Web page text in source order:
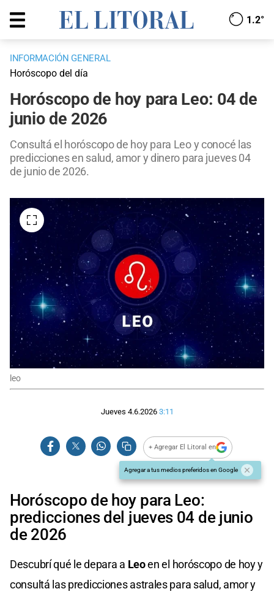
1.2°
INFORMACIÓN GENERAL
Horóscopo del día
Horóscopo de hoy para Leo: 04 de
junio de 2026
Consultá el horóscopo de hoy para Leo y conocé las
predicciones en salud, amor y dinero para jueves 04
de junio de 2026.
leo
Jueves 4.6.2026 3:11
+ Agregar El Litoral en
Agregar a tus medios preferidos en Google
Horóscopo de hoy para Leo:
predicciones del jueves 04 de junio
de 2026
Descubrí qué le depara a Leoen el horóscopo de hoy y
consultá las predicciones astrales para salud, amor y